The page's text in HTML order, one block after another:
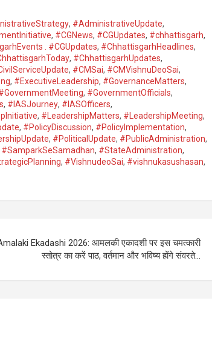
, #AdministrativeUpdate,
, #CGNews, #CGUpdates, #chhattisgarh,
. #CGUpdates, #ChhattisgarhHeadlines,
, #ChhattisgarhUpdates,
, #CMSai, #CMVishnuDeoSai,
, #ExecutiveLeadership, #GovernanceMatters,
, #GovernmentOfficials,
, #IASJourney, #IASOfficers,
, #LeadershipMatters, #LeadershipMeeting,
, #PolicyDiscussion, #PolicyImplementation,
, #PoliticalUpdate, #PublicAdministration,
#SamparkSeSamadhan, #StateAdministration,
, #VishnudeoSai, #vishnukasushasan,
Ekadashi 2026: आमलकी एकादशी पर इस चमत्कारी
स्तोत्र का करें पाठ, वर्तमान और भविष्य होंगे संवरते…